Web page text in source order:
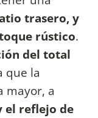
trasero, y
rústico.
del total
que la
mayor, a
el reflejo de